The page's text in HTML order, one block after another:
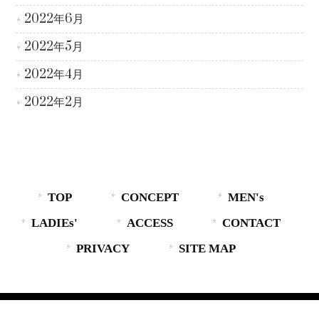
2022年6月
2022年5月
2022年4月
2022年2月
TOP CONCEPT
MEN's
LADIEs'
ACCESS
CONTACT
PRIVACY
SITE MAP